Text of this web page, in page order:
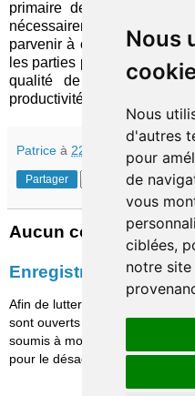
Nous
Nous
d'autres
pour
de
vous
ciblées,
notre
primaire de
nécessairement prudente
parvenir à créer de
les parties prenantes
qualité de vie, les autres
productivité et elle-même sur
Patrice à 22:10
Partager
Aucun commentaire:
Enregistrer un
Afin de lutter contre le spam,
sont ouverts qu'aux personnes
soumis à modération (je suis
pour le désagrément causé…)